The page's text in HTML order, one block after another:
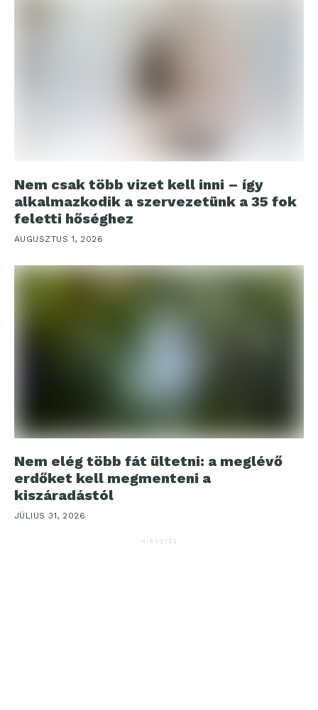
Nem csak több vizet kell inni – így
alkalmazkodik a szervezetünk a 35 fok
feletti hőséghez
AUGUSZTUS 1, 2026
Nem elég több fát ültetni: a meglévő
erdőket kell megmenteni a
kiszáradástól
JÚLIUS 31, 2026
HIRDETÉS